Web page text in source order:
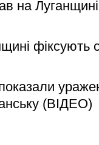
на Луганщині
фіксують
(ВІДЕО)